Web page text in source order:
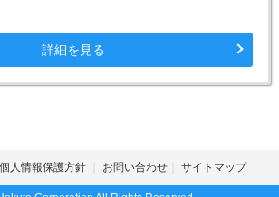
詳細を見る
個人情報保護方針 お問い合わせ サイトマップ